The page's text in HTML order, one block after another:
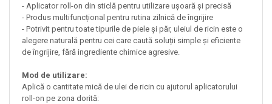
- Aplicator roll-on din sticlă pentru utilizare ușoară și precisă
- Produs multifuncțional pentru rutina zilnică de îngrijire
- Potrivit pentru toate tipurile de piele și păr, uleiul de ricin este o
alegere naturală pentru cei care caută soluții simple și eficiente
de îngrijire, fără ingrediente chimice agresive.
Mod de utilizare:
Aplică o cantitate mică de ulei de ricin cu ajutorul aplicatorului
roll-on pe zona dorită: